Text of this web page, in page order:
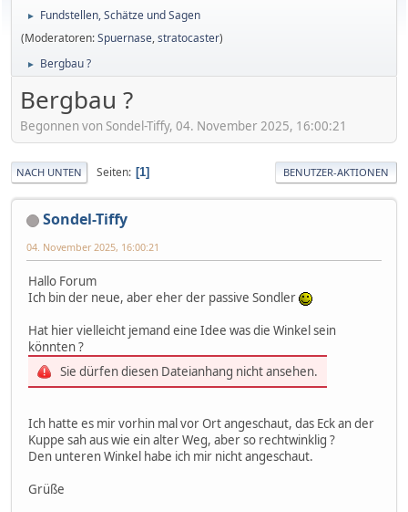
►
Fundstellen, Schätze und Sagen
(Moderatoren:Spuernase,stratocaster)
► Bergbau ?
Bergbau ?
Begonnen von Sondel-Tiffy, 04. November 2025, 16:00:21
NACH UNTEN Seiten 1 BENUTZER-AKTIONEN
Sondel-Tiffy
04. November 2025, 16:00:21
Hallo Forum
Ich bin der neue, aber eher der passive Sondler
Hat hier vielleicht jemand eine Idee was die Winkel sein
könnten ?
Sie dürfen diesen Dateianhang nicht ansehen.
Ich hatte es mir vorhin mal vor Ort angeschaut, das Eck an der
Kuppe sah aus wie ein alter Weg, aber so rechtwinklig ?
Den unteren Winkel habe ich mir nicht angeschaut.
Grüße